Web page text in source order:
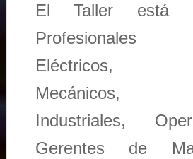
El Taller está
Profesionales
Eléctricos,
Mecánicos,
Industriales,
Gerentes de